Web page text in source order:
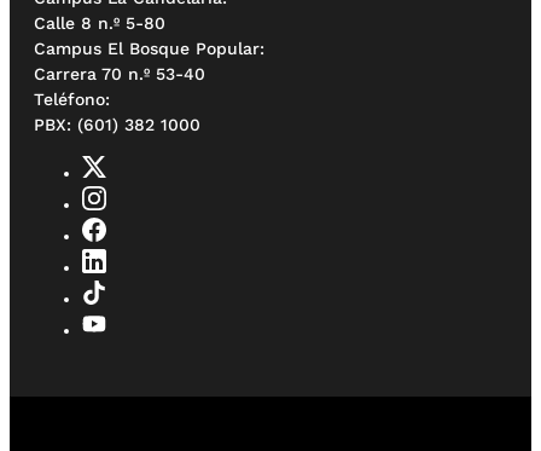
Calle 8 n.º 5-80
Campus El Bosque Popular:
Carrera 70 n.º 53-40
Teléfono:
PBX: (601) 382 1000